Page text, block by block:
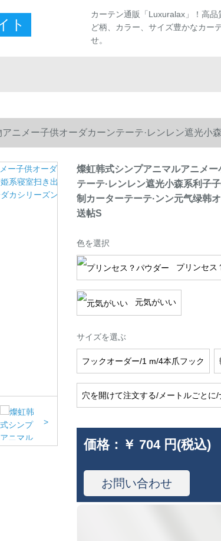
ト
カーテン通販「Luxuralax」！高
ど柄、カラー、サイズ豊かなカー
せ。
ニメー子供オーダカーンテーテ·レンレン遮光小
ーダカシリーズンテーン/毎米/送帖S
>
燦虹韩式シンプアニマルアニメ
テーテ·レンレン遮光小森系利子
制カーターテーテ·ンン元气绿韩
送帖S
色を選択
プリンセス
元気がいい
サイズを選ぶ
フックオーダー/1 m/4本爪フック
穴を開けて注文する/メートルごとに
価格： ￥ 704 円(税込)
お問い合わせ